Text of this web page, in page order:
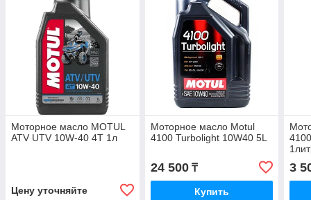
Моторное масло MOTUL
ATV UTV 10W-40 4T 1л
Цену уточняйте
Моторное масло Motul
4100 Turbolight 10W40 5L
24 500₸
Купить
3